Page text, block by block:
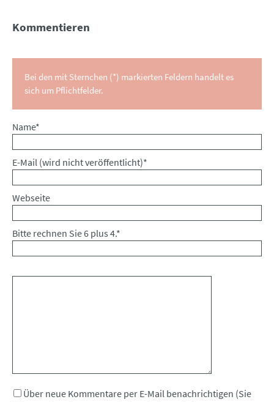
Kommentieren
Bei den mit Sternchen (*) markierten Feldern handelt es
sich um Pflichtfelder.
Pflichtfeld
Name*
Pflichtfeld
E-Mail (wird nicht veröffentlicht)*
Webseite
Bitte rechnen Sie 6 plus 4.*
Über neue Kommentare per E-Mail benachrichtigen (Sie